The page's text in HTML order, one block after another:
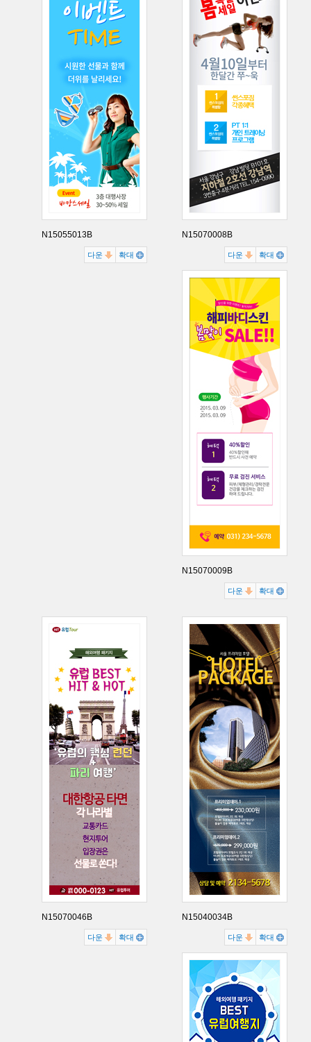
N15055013B
다운 확대
N15070008B
다운 확대
N15070009B
다운 확대
N15070046B
다운 확대
N15040034B
다운 확대